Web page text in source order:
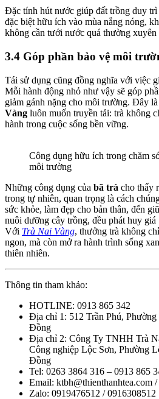
Đặc tính hút nước giúp đất trồng duy
đặc biệt hữu ích vào mùa nắng nóng,
không cần tưới nước quá thường
3.4 Góp phần bảo vệ môi
Tái sử dụng cũng đồng nghĩa với việc
Mỗi hành động nhỏ như vậy sẽ góp
giảm gánh nặng cho môi trường. Đây
Vàng luôn muốn truyền tải: trà không
hành trong cuộc sống bền vững.
Công dụng hữu ích trong chăm
môi trường
Những công dụng của bã trà cho thấy
trong tự nhiên, quan trọng là cách
sức khỏe, làm đẹp cho bản thân, đến
nuôi dưỡng cây trồng, đều phát huy giá
Với Trà Nai Vàng, thưởng trà không
ngon, mà còn mở ra hành trình sống
thiên nhiên.
Thông tin tham khảo:
HOTLINE: 0913 865 342
Địa chỉ 1: 512 Trần Phú,
Đồng
Địa chỉ 2: Công Ty TNHH Trà
Công nghiệp Lộc Sơn, Phường
Đồng
Tel: 0263 3864 316 – 0913
Email: ktbh@thienthanhtea.com
Zalo: 0919476512 / 0916308512